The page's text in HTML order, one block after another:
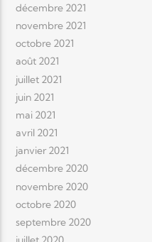
décembre 2021
novembre 2021
octobre 2021
août 2021
juillet 2021
juin 2021
mai 2021
avril 2021
janvier 2021
décembre 2020
novembre 2020
octobre 2020
septembre 2020